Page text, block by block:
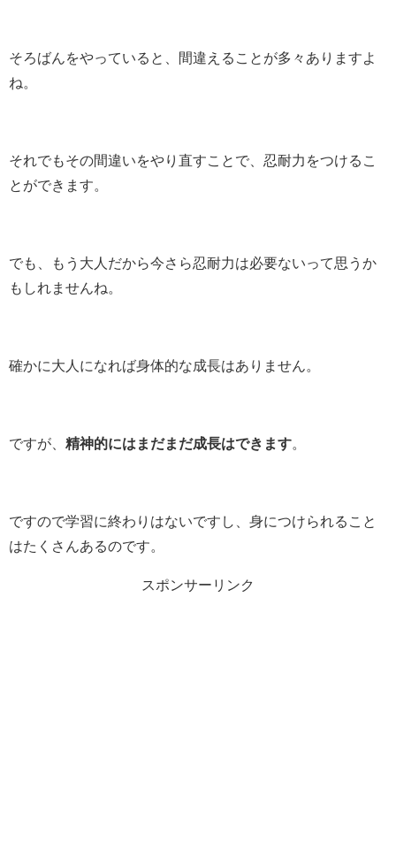
そろばんをやっていると、間違えることが多々ありますよ
ね。
それでもその間違いをやり直すことで、忍耐力をつけるこ
とができます。
でも、もう大人だから今さら忍耐力は必要ないって思うか
もしれませんね。
確かに大人になれば身体的な成長はありません。
ですが、 精神的にはまだまだ成長はできます。
ですので学習に終わりはないですし、身につけられること
はたくさんあるのです。
スポンサーリンク